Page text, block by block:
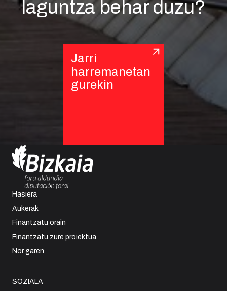
laguntza behar duzu?
Jarri
harremanetan
gurekin
Hasiera
Aukerak
Finantzatu orain
Finantzatu zure proiektua
Nor garen
SOZIALA